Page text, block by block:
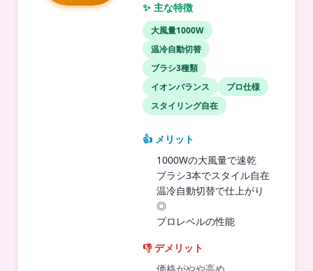
✨ 主な特徴
大風量1000W
温冷自動切替
ブラシ3種類
イオンバランス
プロ仕様
スタイリング自在
👍 メリット
1000Wの大風量で速乾
ブラシ3本でスタイル自在
温冷自動切替で仕上がり
◎
プロレベルの性能
👎 デメリット